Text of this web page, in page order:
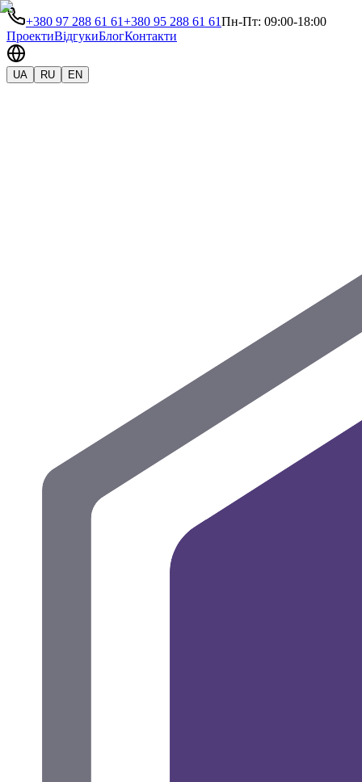
+380 97 288 61 61+380 95 288 61 61Пн-Пт: 09:00-18:00
ПроектиВідгукиБлогКонтакти
UA RU EN